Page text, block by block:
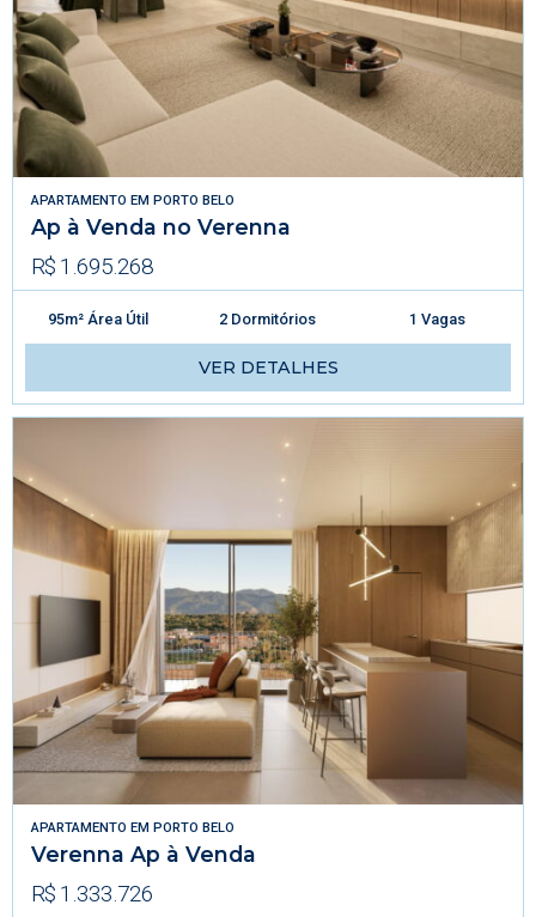
APARTAMENTO EM PORTO BELO
Ap à Venda no Verenna
R$ 1.695.268
95m² Área Útil 2 Dormitórios 1 Vagas
VER DETALHES
APARTAMENTO EM PORTO BELO
Verenna Ap à Venda
R$ 1.333.726